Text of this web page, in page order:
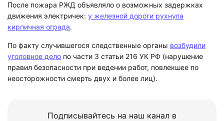
После пожара РЖД объявляло о возможных задержках
движения электричек: у железной дороги рухнула
кирпичная ограда.
По факту случившегося следственные органы возбудили
уголовное дело по части 3 статьи 216 УК РФ (нарушение
правил безопасности при ведении работ, повлекшее по
неосторожности смерть двух и более лиц).
Подписывайтесь на наш канал в